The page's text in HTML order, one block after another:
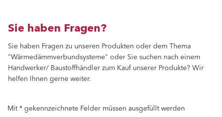
Sie haben Fragen?
Sie haben Fragen zu unseren Produkten oder dem Thema
"Wärmedämmverbundsysteme" oder Sie suchen nach einem
Handwerker/ Baustoffhändler zum Kauf unserer Produkte? Wir
helfen Ihnen gerne weiter.
Mit * gekennzeichnete Felder müssen ausgefüllt werden